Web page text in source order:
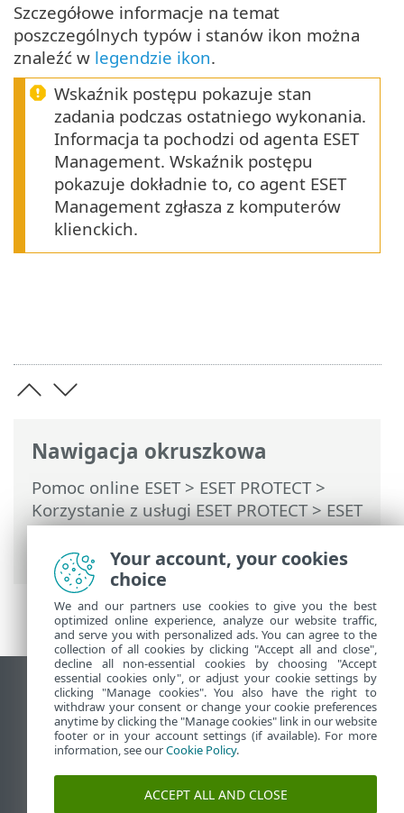
Nawigacja okruszkowa
Pomoc online ESET> ESET PROTECT>
Korzystanie z usługi ESET PROTECT>ESET
PROTECT Menu główne>Zadania>
Przegląd zadań > Wskaźnik postępu
Szczegółowe informacje na temat
poszczególnych typów i stanów ikon można
znaleźć w legendzie ikon.
Wskaźnik postępu pokazuje stan
zadania podczas ostatniego wykonania.
Informacja ta pochodzi od agenta ESET
Management. Wskaźnik postępu
pokazuje dokładnie to, co agent ESET
Management zgłasza z komputerów
klienckich.
Wyświetl witrynę internetową dla
komputerów
End of Life
Baza wiedzy ESET
Forum ESET
ESET Status Portal
Your account, your cookies
choice
We and our partners use cookies to give you the best
optimized online experience, analyze our website traffic,
and serve you with personalized ads. You can agree to the
collection of all cookies by clicking "Accept all and close",
decline all non-essential cookies by choosing "Accept
essential cookies only", or adjust your cookie settings by
clicking "Manage cookies". You also have the right to
withdraw your consent or change your cookie preferences
anytime by clicking the "Manage cookies" link in our website
footer or in your account settings (if available). For more
information, see ourCookie Policy.
ACCEPT ALL AND CLOSE